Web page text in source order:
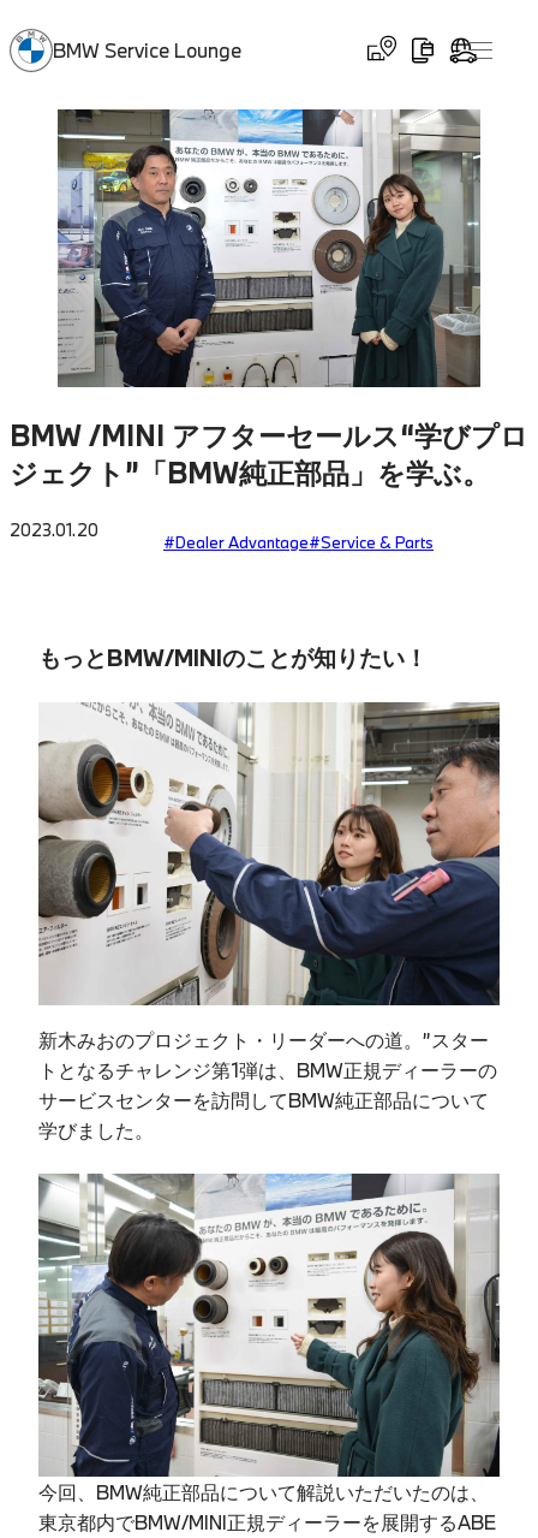
BMW Service Lounge
BMW /MINI アフターセールス“学びプロ
ジェクト”「BMW純正部品」を学ぶ。
2023.01.20
#Dealer Advantage#Service & Parts
もっとBMW/MINIのことが知りたい！
新木みおのプロジェクト・リーダーへの道。”スター
トとなるチャレンジ第1弾は、BMW正規ディーラーの
サービスセンターを訪問してBMW純正部品について
学びました。
今回、BMW純正部品について解説いただいたのは、
東京都内でBMW/MINI正規ディーラーを展開するABE